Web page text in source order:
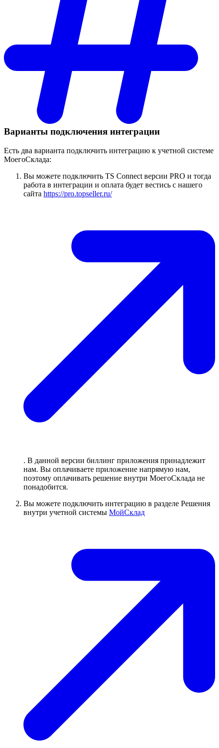
Варианты подключения интеграции
Есть два варианта подключить интеграцию к учетной системе
МоегоСклада:
Вы можете подключить TS Connect версии PRO и тогда
работа в интеграции и оплата будет вестись с нашего
сайта https://pro.topseller.ru/
. В данной версии биллинг приложения принадлежит
нам. Вы оплачиваете приложение напрямую нам,
поэтому оплачивать решение внутри МоегоСклада не
понадобится.
Вы можете подключить интеграцию в разделе Решения
внутри учетной системы МойСклад